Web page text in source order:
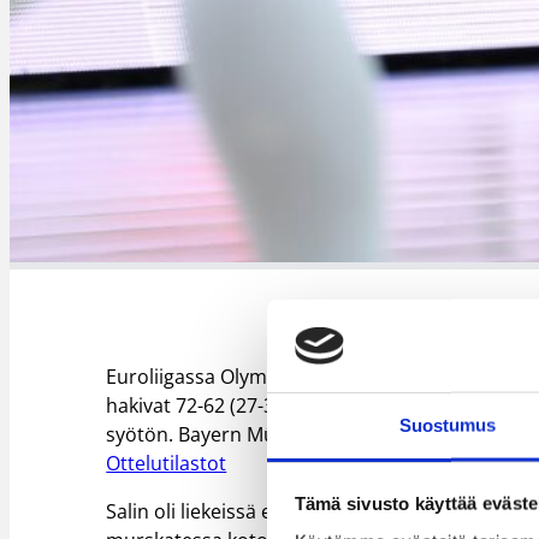
Suostumus
Tämä sivusto käyttää
Euroliigassa Olympiakosin loppupuristus oli
hakivat 72-62 (27-31)-vierasvoiton. Koponen
syötön. Bayern Münchenin saldo on kolme
Ottelutilastot
Salin oli liekeissä erityisesti ensimmäisellä